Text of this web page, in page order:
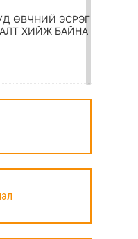
ӨВЧНИЙ ЭСРЭГ
ХИЙЖ БАЙНА
ХААГЧИЙГ